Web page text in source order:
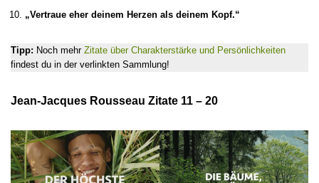
„Vertraue eher deinem Herzen als deinem Kopf.“
Tipp: Noch mehr Zitate über Charakterstärke und Persönlichkeiten
findest du in der verlinkten Sammlung!
Jean-Jacques Rousseau Zitate 11 – 20